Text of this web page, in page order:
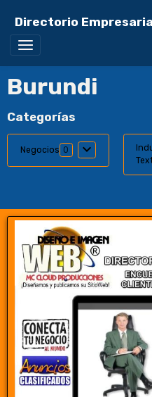
Directorio
Burundi
Categorías
Negocios 0